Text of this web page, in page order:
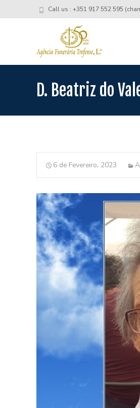
Call us : +351 917 552 595
D. Beatriz do
6 de Fevereiro, 2023